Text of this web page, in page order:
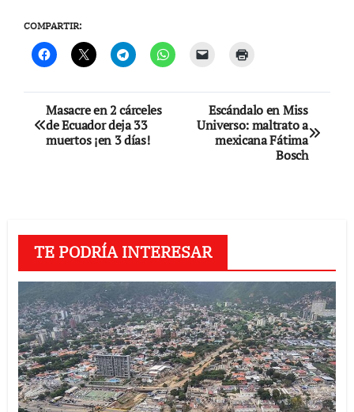
COMPARTIR:
Navegación
de
Masacre en 2 cárceles
de Ecuador deja 33
muertos ¡en 3 días!
Escándalo en Miss
Universo: maltrato a
mexicana Fátima
Bosch
TE PODRÍA INTERESAR